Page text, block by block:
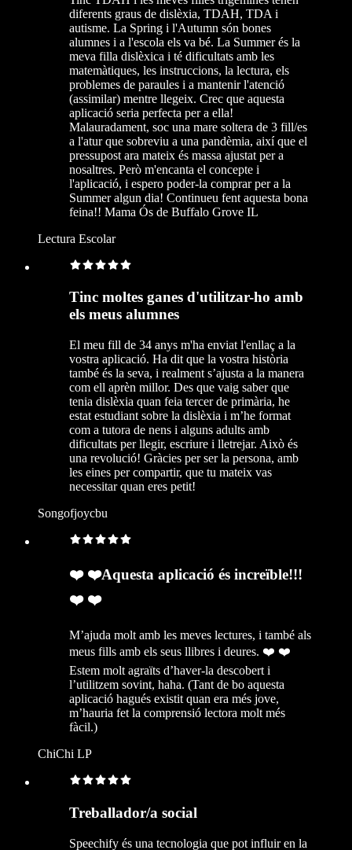
diferents graus de dislèxia, TDAH, TDA i
autisme. La Spring i l'Autumn són bones
alumnes i a l'escola els va bé. La Summer és la
meva filla dislèxica i té dificultats amb les
matemàtiques, les instruccions, la lectura, els
problemes de paraules i a mantenir l'atenció
(assimilar) mentre llegeix. Crec que aquesta
aplicació seria perfecta per a ella!
Malauradament, soc una mare soltera de 3 fill/es
a l'atur que sobreviu a una pandèmia, així que el
pressupost ara mateix és massa ajustat per a
nosaltres. Però m'encanta el concepte i
l'aplicació, i espero poder-la comprar per a la
Summer algun dia! Continueu fent aquesta bona
feina!! Mama Ós de Buffalo Grove IL
Lectura Escolar
Tinc moltes ganes d'utilitzar-ho amb
els meus alumnes
El meu fill de 34 anys m'ha enviat l'enllaç a la
vostra aplicació. Ha dit que la vostra història
també és la seva, i realment s’ajusta a la manera
com ell aprèn millor. Des que vaig saber que
tenia dislèxia quan feia tercer de primària, he
estat estudiant sobre la dislèxia i m’he format
com a tutora de nens i alguns adults amb
dificultats per llegir, escriure i lletrejar. Això és
una revolució! Gràcies per ser la persona, amb
les eines per compartir, que tu mateix vas
necessitar quan eres petit!
Songofjoycbu
❤️ ❤️Aquesta aplicació és increïble!!!
❤️ ❤️
M’ajuda molt amb les meves lectures, i també als
meus fills amb els seus llibres i deures. ❤️ ❤️
Estem molt agraïts d’haver-la descobert i
l’utilitzem sovint, haha. (Tant de bo aquesta
aplicació hagués existit quan era més jove,
m’hauria fet la comprensió lectora molt més
fàcil.)
ChiChi LP
Treballador/a social
Speechify és una tecnologia que pot influir en la